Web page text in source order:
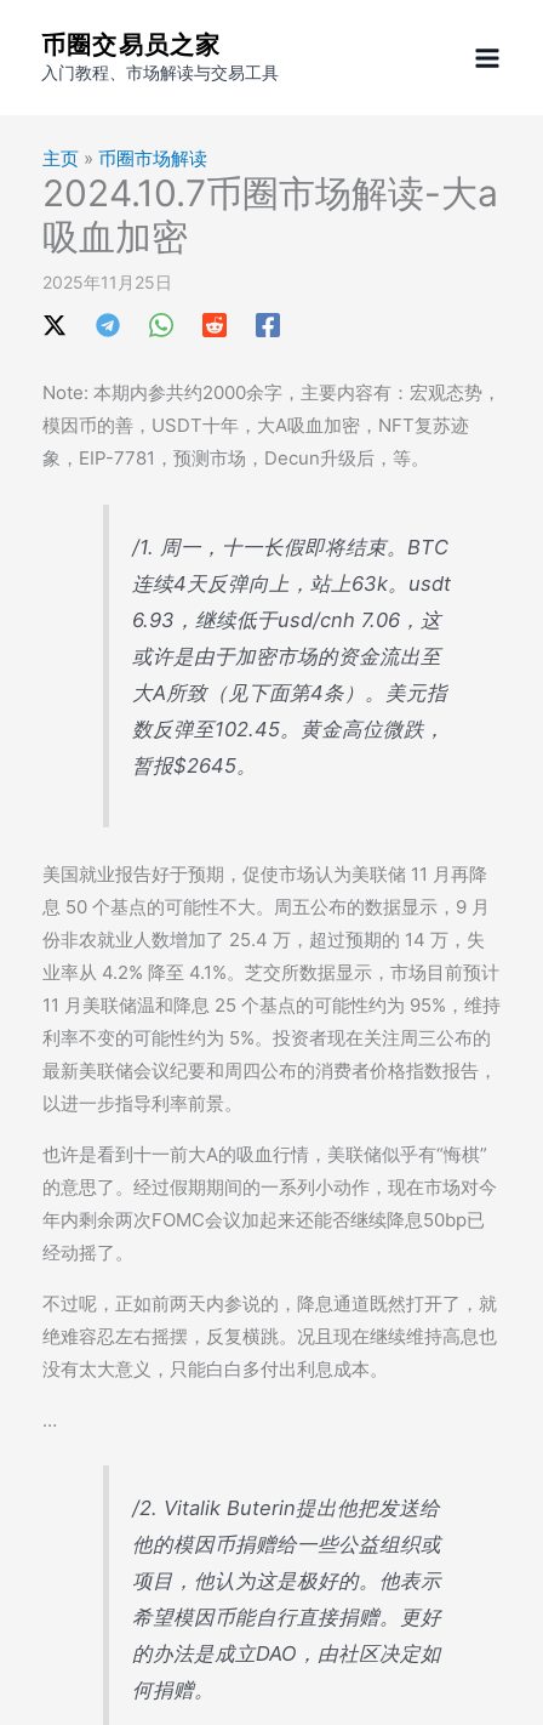
币圈交易员之家
入门教程、市场解读与交易工具
主页 » 币圈市场解读
2024.10.7币圈市场解读-大a
吸血加密
2025年11月25日
Note: 本期内参共约2000余字，主要内容有：宏观态势，
模因币的善，USDT十年，大A吸血加密，NFT复苏迹
象，EIP-7781，预测市场，Decun升级后，等。
/1. 周一，十一长假即将结束。BTC
连续4天反弹向上，站上63k。usdt
6.93，继续低于usd/cnh 7.06，这
或许是由于加密市场的资金流出至
大A所致（见下面第4条）。美元指
数反弹至102.45。黄金高位微跌，
暂报$2645。
美国就业报告好于预期，促使市场认为美联储 11 月再降
息 50 个基点的可能性不大。周五公布的数据显示，9 月
份非农就业人数增加了 25.4 万，超过预期的 14 万，失
业率从 4.2% 降至 4.1%。芝交所数据显示，市场目前预计
11 月美联储温和降息 25 个基点的可能性约为 95%，维持
利率不变的可能性约为 5%。投资者现在关注周三公布的
最新美联储会议纪要和周四公布的消费者价格指数报告，
以进一步指导利率前景。
也许是看到十一前大A的吸血行情，美联储似乎有“悔棋”
的意思了。经过假期期间的一系列小动作，现在市场对今
年内剩余两次FOMC会议加起来还能否继续降息50bp已
经动摇了。
不过呢，正如前两天内参说的，降息通道既然打开了，就
绝难容忍左右摇摆，反复横跳。况且现在继续维持高息也
没有太大意义，只能白白多付出利息成本。
…
/2. Vitalik Buterin提出他把发送给
他的模因币捐赠给一些公益组织或
项目，他认为这是极好的。他表示
希望模因币能自行直接捐赠。更好
的办法是成立DAO，由社区决定如
何捐赠。